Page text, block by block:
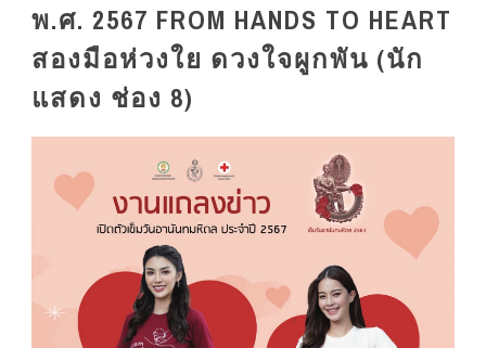
พ.ศ. 2567 FROM HANDS TO HEART
สองมือห่วงใย ดวงใจผูกพัน (นัก
แสดง ช่อง 8)